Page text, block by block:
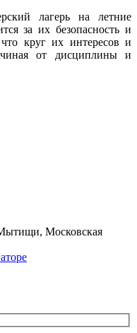
лагерь на летние
за их безопасность и
круг их интересов и
от дисциплины и
Московская